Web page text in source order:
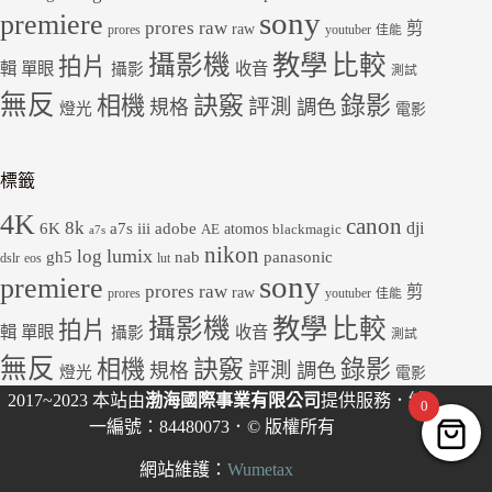
premiere prores prores raw raw sony youtuber 佳能 剪
輯 單眼 拍片 攝影 攝影機 收音 教學 比較 測試
無反 燈光 相機 規格 訣竅 評測 調色 錄影 電影
標籤
4K 6K 8k a7s a7s iii adobe AE atomos blackmagic canon dji
dslr eos gh5 log lumix lut nab nikon panasonic
premiere prores prores raw raw sony youtuber 佳能 剪
輯 單眼 拍片 攝影 攝影機 收音 教學 比較 測試
無反 燈光 相機 規格 訣竅 評測 調色 錄影 電影
2017~2023 本站由渤海國際事業有限公司提供服務．統
一編號：84480073．© 版權所有
網站維護：Wumetax
0